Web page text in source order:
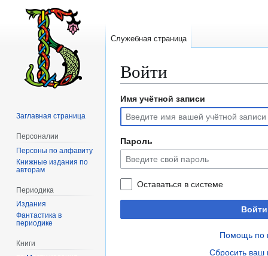
Войти
Перейти
навигации
Перейти
поиску
Имя учётной записи
Пароль
Оставаться в системе
Войти
Помощь по
Сбросить ваш
Служебная страница
Заглавная страница
Персоналии
Персоны по алфавиту
Книжные издания по
авторам
Периодика
Издания
Фантастика в
периодике
Книги